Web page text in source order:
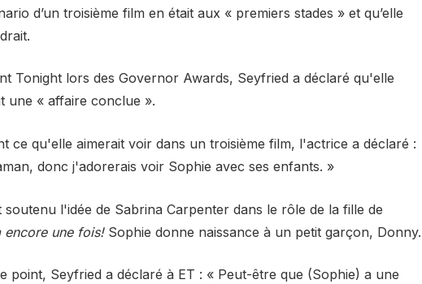
d’un troisième film en était aux « premiers stades » et qu’elle
Tonight lors des Governor Awards, Seyfried a déclaré qu'elle
une « affaire conclue ».
ce qu'elle aimerait voir dans un troisième film, l'actrice a déclaré :
donc j'adorerais voir Sophie avec ses enfants. »
l'idée de Sabrina Carpenter dans le rôle de la fille de
encore une fois!Sophie donne naissance à un petit garçon, Donny.
point, Seyfried a déclaré à ET : « Peut-être que (Sophie) a une